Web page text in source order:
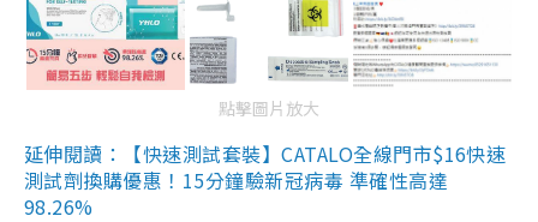
點擊圖片放大
延伸閱讀：【快速測試套裝】CATALO全線門市$16快速
測試劑換購優惠！15分鐘驗新冠病毒 準確性高達
98.26%